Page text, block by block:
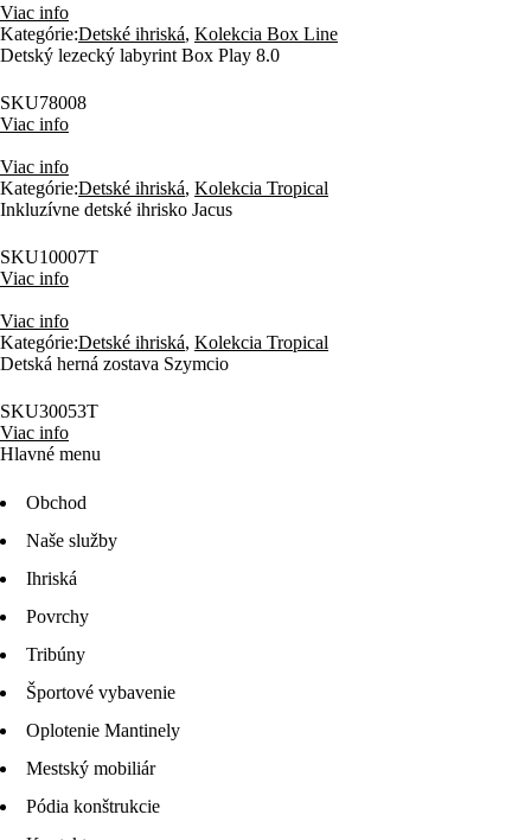
Viac info
Kategórie:Detské ihriská, Kolekcia Box Line
Detský lezecký labyrint Box Play 8.0
SKU78008
Viac info
Viac info
Kategórie:Detské ihriská, Kolekcia Tropical
Inkluzívne detské ihrisko Jacus
SKU10007T
Viac info
Viac info
Kategórie:Detské ihriská, Kolekcia Tropical
Detská herná zostava Szymcio
SKU30053T
Viac info
Hlavné menu
Obchod
Naše služby
Ihriská
Povrchy
Tribúny
Športové vybavenie
Oplotenie Mantinely
Mestský mobiliár
Pódia konštrukcie